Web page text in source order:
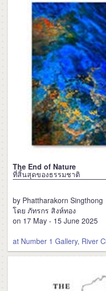
The End of Nature
ที่สิ้นสุดของธรรมชาติ
by Phattharakorn Singthong
โดย ภัทรกร สิงห์ทอง
on 17 May - 15 June 2025
at Number 1 Gallery, River